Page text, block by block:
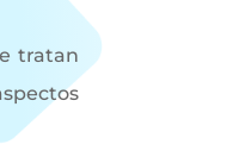
tratan